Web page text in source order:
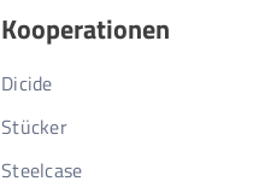
Kooperationen
Dicide
Stücker
Steelcase